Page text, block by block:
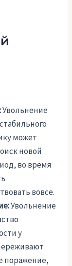
Увольнение
может
новой
во время
вовсе.
Увольнение
у
поражение,